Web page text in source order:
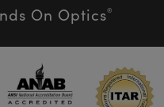
On Optics®